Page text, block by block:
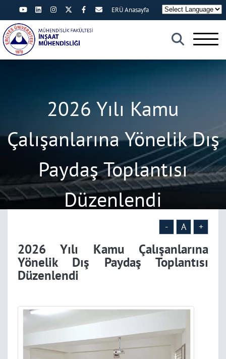
×
ERÜ Anasayfa
2026 Yılı Kamu
Çalışanlarına Yönelik Dış
Paydaş Toplantısı
Düzenlendi
- A +
2026 Yılı Kamu Çalışanlarına
Yönelik Dış Paydaş Toplantısı
Düzenlendi